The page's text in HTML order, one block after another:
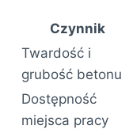
Czynnik
Twardość i
grubość betonu
Dostępność
miejsca pracy